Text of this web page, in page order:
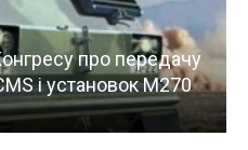
бензин, дизель